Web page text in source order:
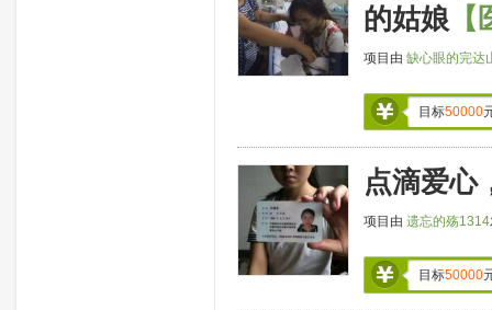
的姑娘
项目由 缺心眼的完达
目标50000
点滴爱心
项目由 遗忘的殇1314
目标50000